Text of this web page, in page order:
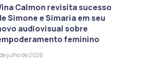
Calmon revisita sucesso
Simone e Simaria em seu
audiovisual sobre
feminino
de julho de 2026